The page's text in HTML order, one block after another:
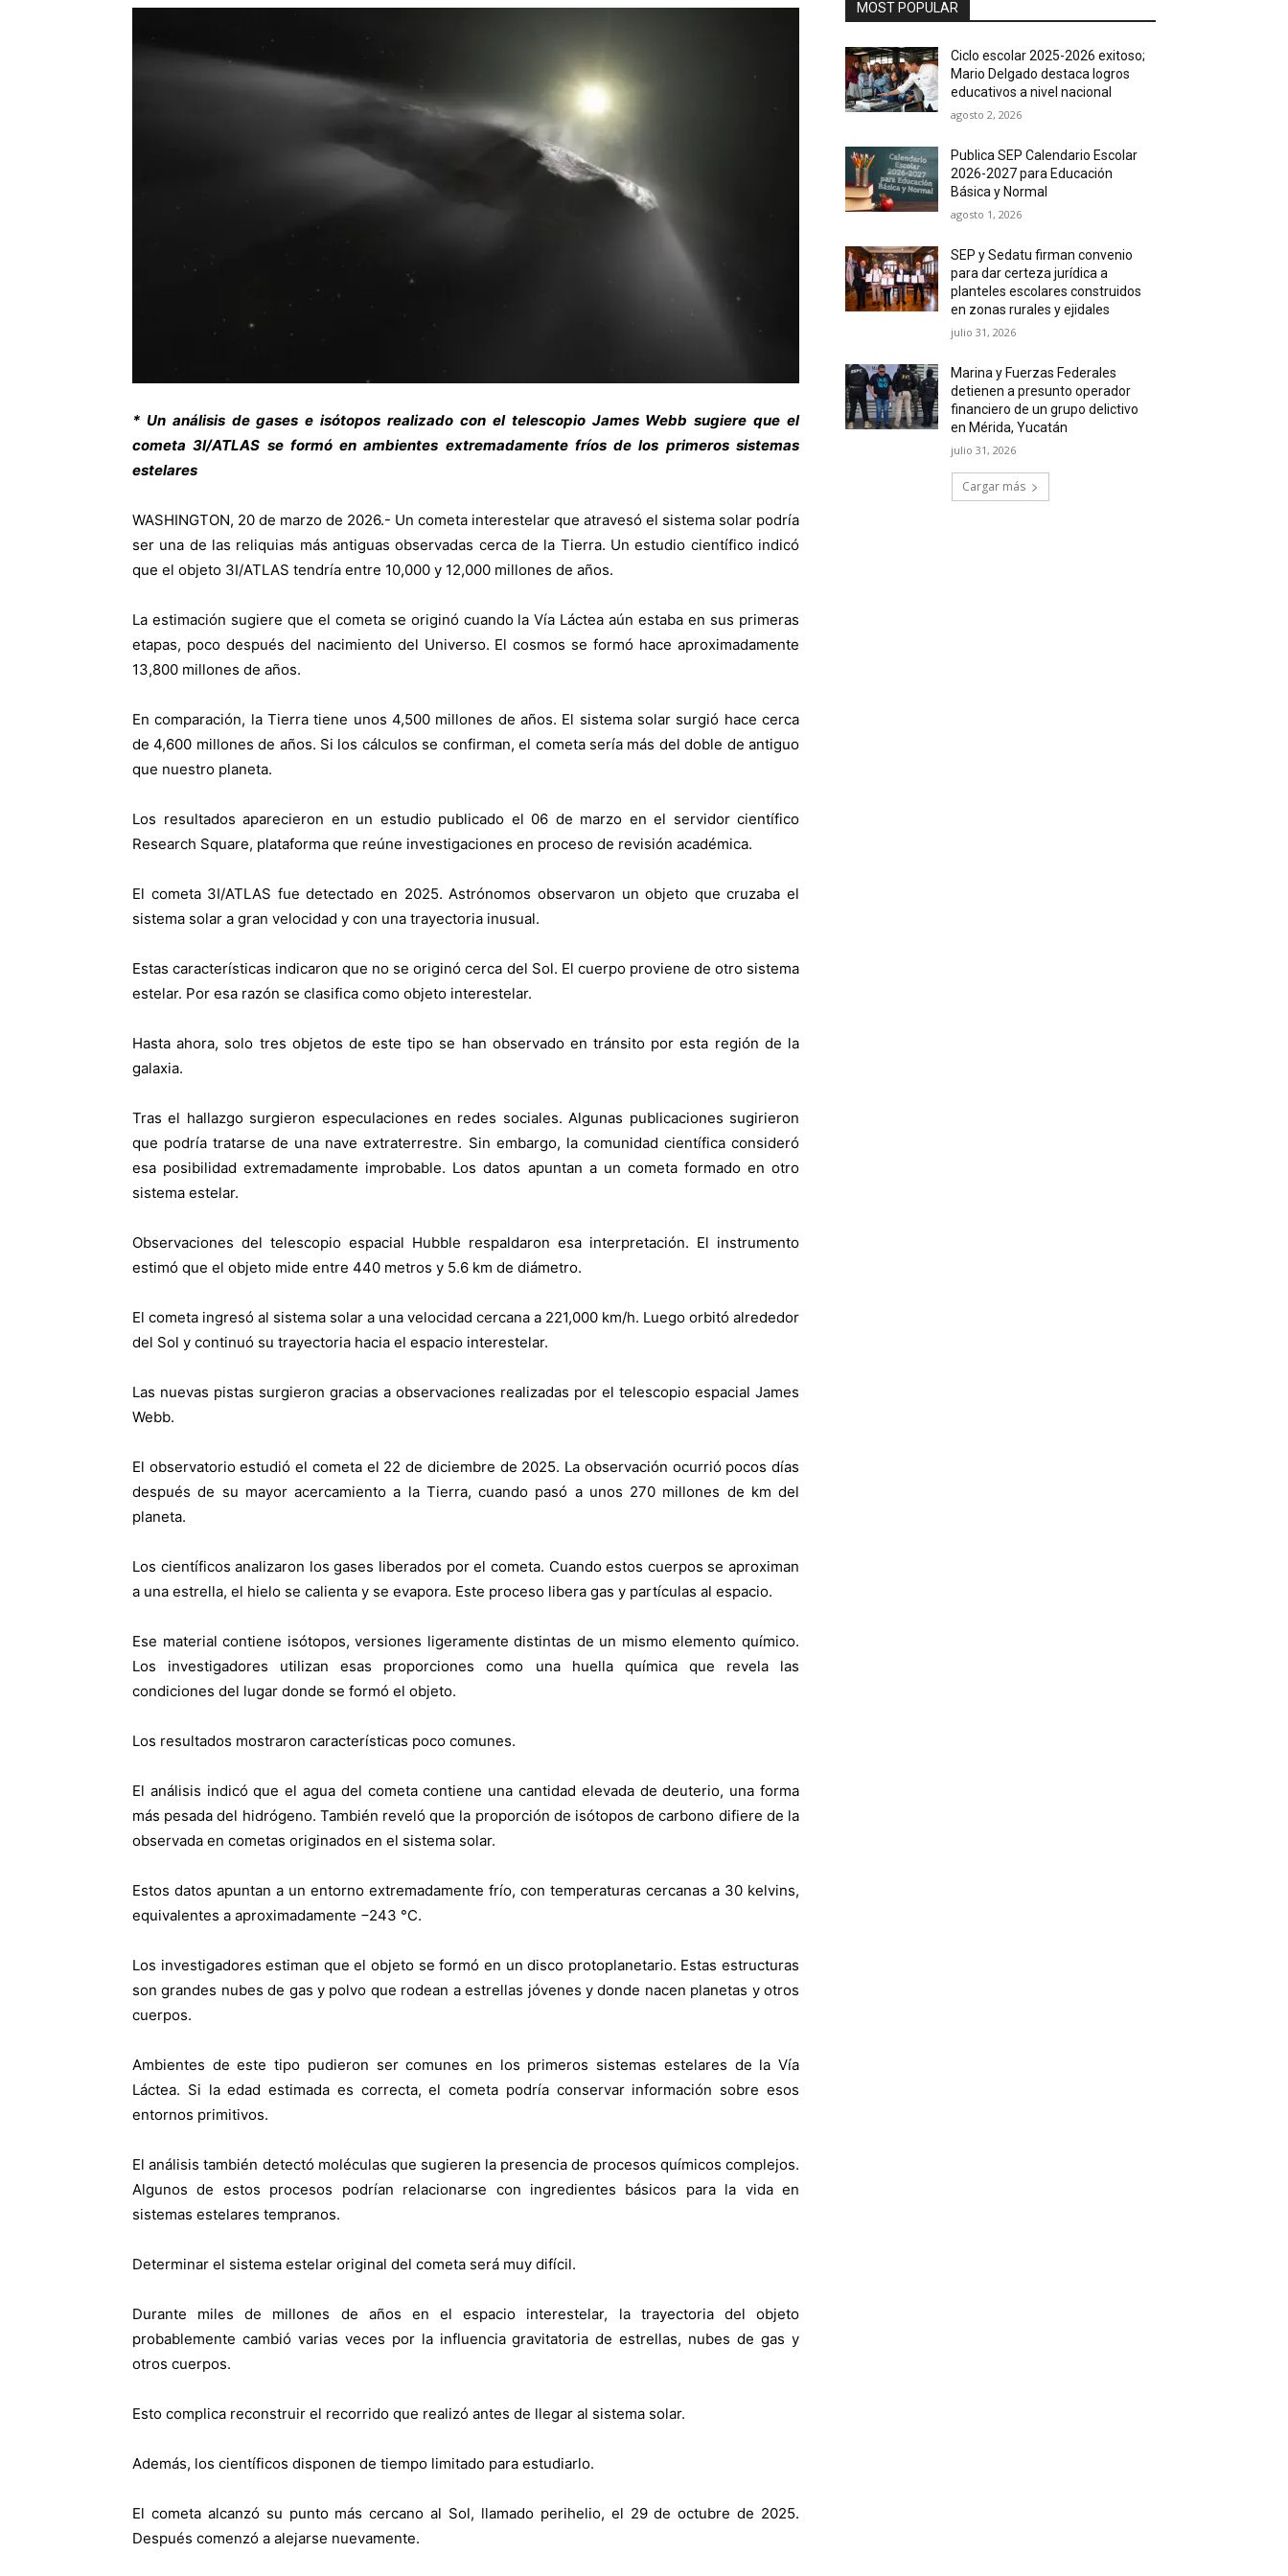
* Un análisis de gases e isótopos realizado con el telescopio James Webb sugiere que el
cometa 3I/ATLAS se formó en ambientes extremadamente fríos de los primeros sistemas
estelares
WASHINGTON, 20 de marzo de 2026.- Un cometa interestelar que atravesó el sistema solar podría
ser una de las reliquias más antiguas observadas cerca de la Tierra. Un estudio científico indicó
que el objeto 3I/ATLAS tendría entre 10,000 y 12,000 millones de años.
La estimación sugiere que el cometa se originó cuando la Vía Láctea aún estaba en sus primeras
etapas, poco después del nacimiento del Universo. El cosmos se formó hace aproximadamente
13,800 millones de años.
En comparación, la Tierra tiene unos 4,500 millones de años. El sistema solar surgió hace cerca
de 4,600 millones de años. Si los cálculos se confirman, el cometa sería más del doble de antiguo
que nuestro planeta.
Los resultados aparecieron en un estudio publicado el 06 de marzo en el servidor científico
Research Square, plataforma que reúne investigaciones en proceso de revisión académica.
El cometa 3I/ATLAS fue detectado en 2025. Astrónomos observaron un objeto que cruzaba el
sistema solar a gran velocidad y con una trayectoria inusual.
Estas características indicaron que no se originó cerca del Sol. El cuerpo proviene de otro sistema
estelar. Por esa razón se clasifica como objeto interestelar.
Hasta ahora, solo tres objetos de este tipo se han observado en tránsito por esta región de la
galaxia.
Tras el hallazgo surgieron especulaciones en redes sociales. Algunas publicaciones sugirieron
que podría tratarse de una nave extraterrestre. Sin embargo, la comunidad científica consideró
esa posibilidad extremadamente improbable. Los datos apuntan a un cometa formado en otro
sistema estelar.
Observaciones del telescopio espacial Hubble respaldaron esa interpretación. El instrumento
estimó que el objeto mide entre 440 metros y 5.6 km de diámetro.
El cometa ingresó al sistema solar a una velocidad cercana a 221,000 km/h. Luego orbitó alrededor
del Sol y continuó su trayectoria hacia el espacio interestelar.
Las nuevas pistas surgieron gracias a observaciones realizadas por el telescopio espacial James
Webb.
El observatorio estudió el cometa el 22 de diciembre de 2025. La observación ocurrió pocos días
después de su mayor acercamiento a la Tierra, cuando pasó a unos 270 millones de km del
planeta.
Los científicos analizaron los gases liberados por el cometa. Cuando estos cuerpos se aproximan
a una estrella, el hielo se calienta y se evapora. Este proceso libera gas y partículas al espacio.
Ese material contiene isótopos, versiones ligeramente distintas de un mismo elemento químico.
Los investigadores utilizan esas proporciones como una huella química que revela las
condiciones del lugar donde se formó el objeto.
Los resultados mostraron características poco comunes.
El análisis indicó que el agua del cometa contiene una cantidad elevada de deuterio, una forma
más pesada del hidrógeno. También reveló que la proporción de isótopos de carbono difiere de la
observada en cometas originados en el sistema solar.
Estos datos apuntan a un entorno extremadamente frío, con temperaturas cercanas a 30 kelvins,
equivalentes a aproximadamente −243 °C.
Los investigadores estiman que el objeto se formó en un disco protoplanetario. Estas estructuras
son grandes nubes de gas y polvo que rodean a estrellas jóvenes y donde nacen planetas y otros
cuerpos.
Ambientes de este tipo pudieron ser comunes en los primeros sistemas estelares de la Vía
Láctea. Si la edad estimada es correcta, el cometa podría conservar información sobre esos
entornos primitivos.
El análisis también detectó moléculas que sugieren la presencia de procesos químicos complejos.
Algunos de estos procesos podrían relacionarse con ingredientes básicos para la vida en
sistemas estelares tempranos.
Determinar el sistema estelar original del cometa será muy difícil.
Durante miles de millones de años en el espacio interestelar, la trayectoria del objeto
probablemente cambió varias veces por la influencia gravitatoria de estrellas, nubes de gas y
otros cuerpos.
Esto complica reconstruir el recorrido que realizó antes de llegar al sistema solar.
Además, los científicos disponen de tiempo limitado para estudiarlo.
El cometa alcanzó su punto más cercano al Sol, llamado perihelio, el 29 de octubre de 2025.
Después comenzó a alejarse nuevamente.
MOST POPULAR
Ciclo escolar 2025-2026 exitoso;
Mario Delgado destaca logros
educativos a nivel nacional
agosto 2, 2026
Publica SEP Calendario Escolar
2026-2027 para Educación
Básica y Normal
agosto 1, 2026
SEP y Sedatu firman convenio
para dar certeza jurídica a
planteles escolares construidos
en zonas rurales y ejidales
julio 31, 2026
Marina y Fuerzas Federales
detienen a presunto operador
financiero de un grupo delictivo
en Mérida, Yucatán
julio 31, 2026
Cargar más